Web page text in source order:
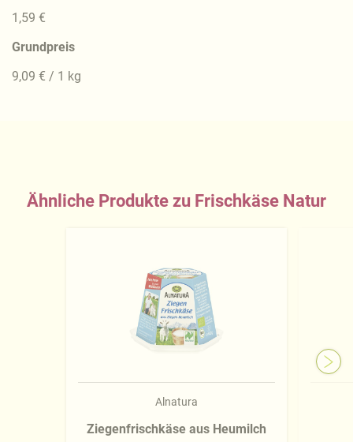
1,59 €
Grundpreis
9,09 € / 1 kg
Ähnliche Produkte zu Frischkäse Natur
Alnatura
Ziegenfrischkäse aus Heumilch